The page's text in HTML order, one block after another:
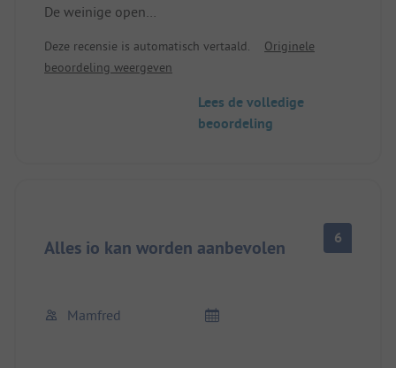
De weinige open
Geen warm water,
Sanitatie laat veel te wensen over,
Deze recensie is automatisch vertaald.
Originele
beoordeling weergeven
Lees de volledige
beoordeling
Alles io kan worden aanbevolen 6
Mamfred